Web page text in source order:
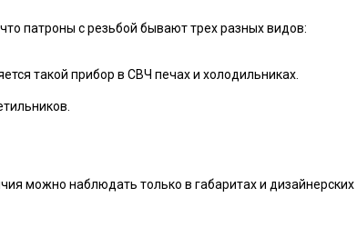
патроны с резьбой бывают трех разных видов:
такой прибор в СВЧ печах и холодильниках.
можно наблюдать только в габаритах и дизайнерских